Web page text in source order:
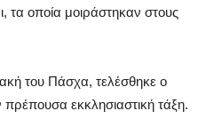
τα οποία μοιράστηκαν στους
του Πάσχα, τελέσθηκε ο
εκκλησιαστική τάξη.